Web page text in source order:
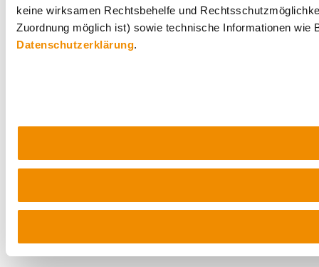
keine wirksamen Rechtsbehelfe und
Zuordnung möglich ist) sowie technische Informationen
Datenschutzerklärung.